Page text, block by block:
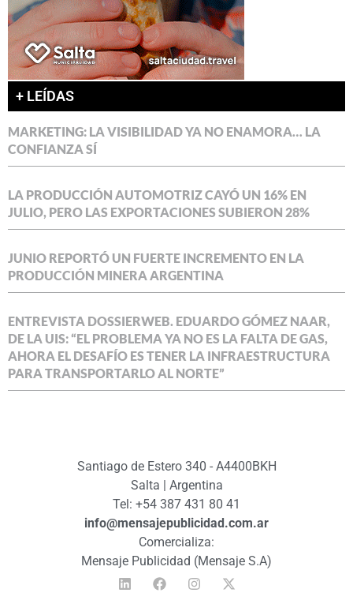
+ LEÍDAS
MARKETING: LA VISIBILIDAD YA NO ENAMORA… LA
CONFIANZA SÍ
LA PRODUCCIÓN AUTOMOTRIZ CAYÓ UN 16% EN
JULIO, PERO LAS EXPORTACIONES SUBIERON 28%
JUNIO REPORTÓ UN FUERTE INCREMENTO EN LA
PRODUCCIÓN MINERA ARGENTINA
ENTREVISTA DOSSIERWEB. EDUARDO GÓMEZ NAAR,
DE LA UIS: “EL PROBLEMA YA NO ES LA FALTA DE GAS,
AHORA EL DESAFÍO ES TENER LA INFRAESTRUCTURA
PARA TRANSPORTARLO AL NORTE”
Santiago de Estero 340 - A4400BKH
Salta | Argentina
Tel: +54 387 431 80 41
info@mensajepublicidad.com.ar
Comercializa:
Mensaje Publicidad (Mensaje S.A)